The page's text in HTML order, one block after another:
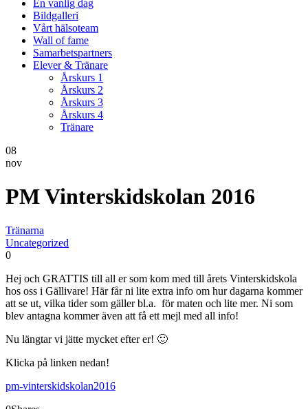
En vanlig dag
Bildgalleri
Vårt hälsoteam
Wall of fame
Samarbetspartners
Elever & Tränare
Årskurs 1
Årskurs 2
Årskurs 3
Årskurs 4
Tränare
08
nov
PM Vinterskidskolan 2016
Tränarna
Uncategorized
0
Hej och GRATTIS till all er som kom med till årets Vinterskidskola
hos oss i Gällivare! Här får ni lite extra info om hur dagarna kommer
att se ut, vilka tider som gäller bl.a. för maten och lite mer. Ni som
blev antagna kommer även att få ett mejl med all info!
Nu längtar vi jätte mycket efter er! 🙂
Klicka på linken nedan!
pm-vinterskidskolan2016